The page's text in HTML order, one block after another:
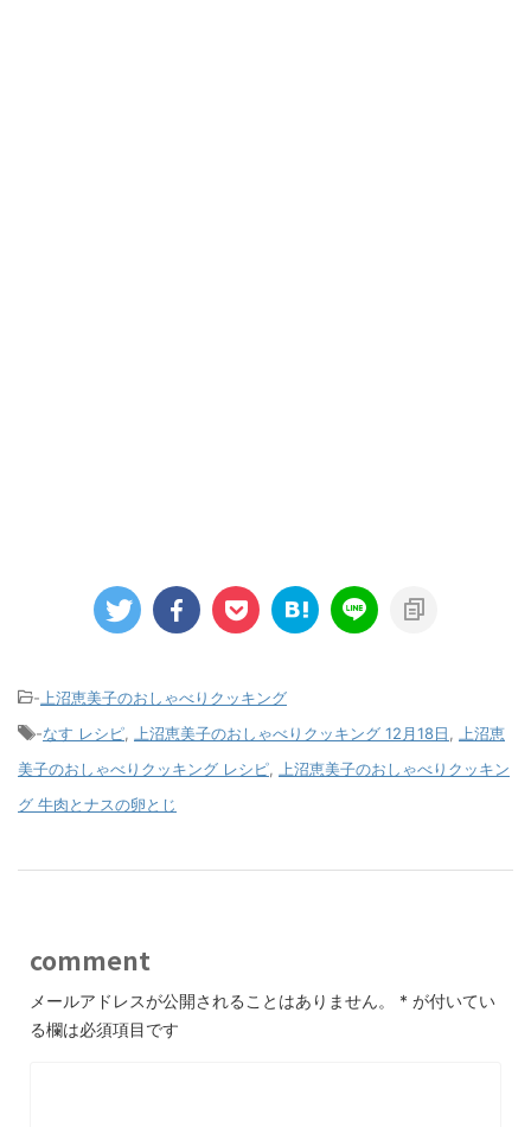
- 上沼恵美子のおしゃべりクッキング
-なす レシピ 上沼恵美子のおしゃべりクッキング 12月18日
上沼恵
美子のおしゃべりクッキング レシピ
上沼恵美子のおしゃべりクッキン
グ 牛肉とナスの卵とじ
comment
メールアドレスが公開されることはありません。 * が付いてい
る欄は必須項目です